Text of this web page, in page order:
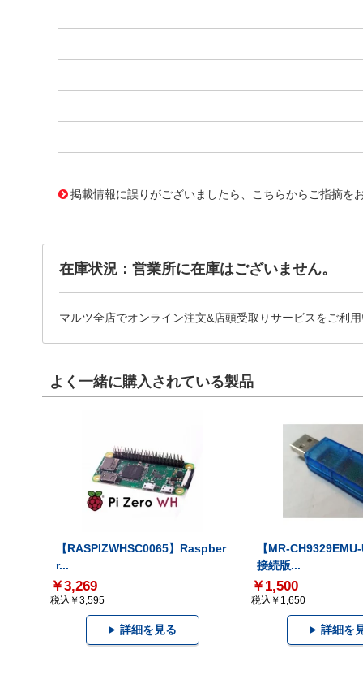
掲載情報に誤りがございましたら、こちらからご指摘を
在庫状況：営業所に在庫はございません。
マルツ全店でオンライン注文&店頭受取りサービスをご利用
よく一緒に購入されている製品
【RASPIZWHSC0065】Raspber
r...
￥3,269
税込￥3,595
詳細を見る
【MR-
接続版...
￥1,500
税込￥1,650
詳細を